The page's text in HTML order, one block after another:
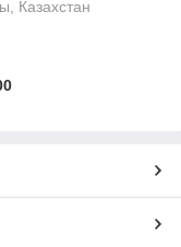
Казахстан